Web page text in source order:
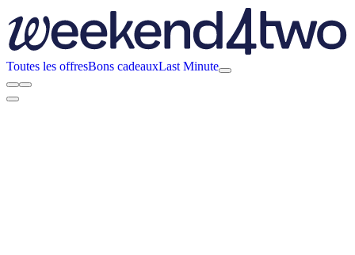
Toutes les offresBons cadeauxLast Minute